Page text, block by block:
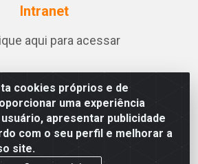
cookies próprios e de
uma experiência
apresentar publicidade
com o seu perfil e melhorar a
site.
Intranet
aqui para acessar
Jose de Souza Leite, 265 - Ariado,
Flores/AL - CEP 57.442-000 - CNPJ
04.790.656/0001-06